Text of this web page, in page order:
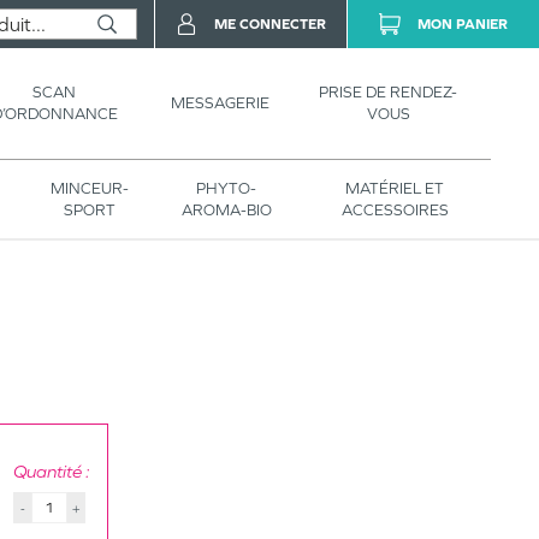
SCAN
MESSAGERIE
PRISE DE RENDEZ-
VOUS
MINCEUR-
SPORT
PHYTO-
AROMA-BIO
MATÉRIEL ET
ACCESSOIRES
ME CONNECTER MON PANIER
Quantité :
- +